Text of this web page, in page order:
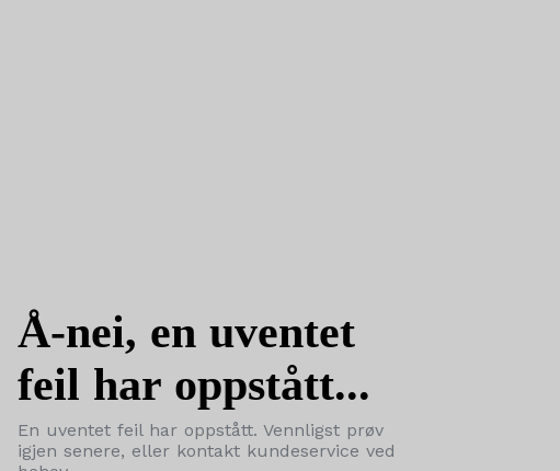
Å-nei, en uventet
feil har oppstått...
En uventet feil har oppstått. Vennligst prøv
igjen senere, eller kontakt kundeservice ved